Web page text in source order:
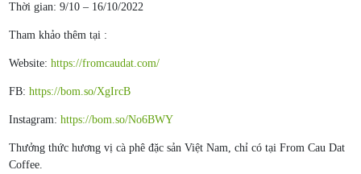
Thời gian: 9/10 – 16/10/2022
Tham khảo thêm tại :
Website: https://fromcaudat.com/
FB: https://bom.so/XgIrcB
Instagram: https://bom.so/No6BWY
Thưởng thức hương vị cà phê đặc sản Việt Nam, chỉ có tại From Cau Dat
Coffee.